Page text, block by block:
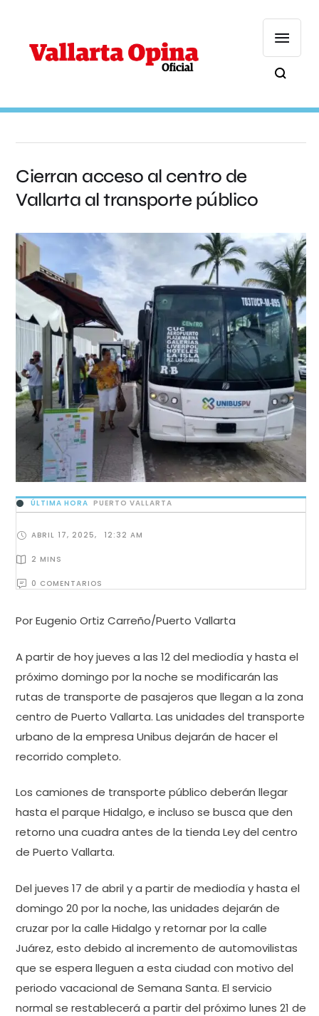
Cierran acceso al centro de
Vallarta al transporte público
ÚLTIMA HORA PUERTO VALLARTA
ABRIL 17, 2025, 12:32 AM
2 MINS
0 COMENTARIOS
Por Eugenio Ortiz Carreño/Puerto Vallarta
A partir de hoy jueves a las 12 del mediodía y hasta el
próximo domingo por la noche se modificarán las
rutas de transporte de pasajeros que llegan a la zona
centro de Puerto Vallarta. Las unidades del transporte
urbano de la empresa Unibus dejarán de hacer el
recorrido completo.
Los camiones de transporte público deberán llegar
hasta el parque Hidalgo, e incluso se busca que den
retorno una cuadra antes de la tienda Ley del centro
de Puerto Vallarta.
Del jueves 17 de abril y a partir de mediodía y hasta el
domingo 20 por la noche, las unidades dejarán de
cruzar por la calle Hidalgo y retornar por la calle
Juárez, esto debido al incremento de automovilistas
que se espera lleguen a esta ciudad con motivo del
periodo vacacional de Semana Santa. El servicio
normal se restablecerá a partir del próximo lunes 21 de